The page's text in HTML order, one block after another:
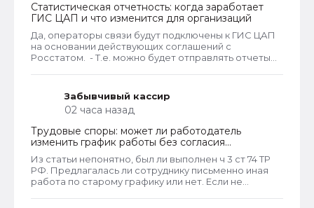
Статистическая отчетность: когда заработает
ГИС ЦАП и что изменится для организаций
Да, операторы связи будут подключены к ГИС ЦАП
на основании действующих соглашений с
Росстатом. - Т.е. можно будет отправлять отчеты
Забывчивый кассир
02 часа назад
Трудовые споры: может ли работодатель
изменить график работы без согласия
сотрудника
Из статьи непонятно, был ли выполнен ч 3 ст 74 ТР
РФ. Предлагалась ли сотруднику письменно иная
работа по старому графику или нет. Если не